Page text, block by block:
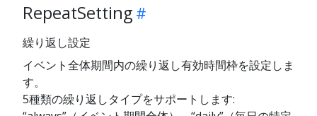
RepeatSetting
繰り返し設定
イベント全体期間内の繰り返し有効時間枠を設定しま
す。
5種類の繰り返しタイプをサポートします: